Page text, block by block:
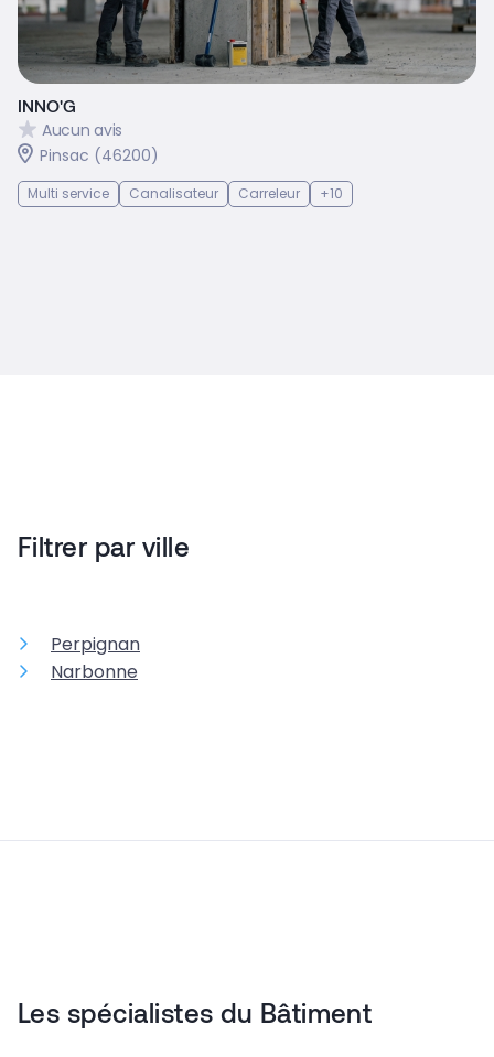
INNO'G
Aucun avis
Pinsac (46200)
Multi service Canalisateur Carreleur +10
Filtrer par ville
Perpignan
Narbonne
Les spécialistes du Bâtiment